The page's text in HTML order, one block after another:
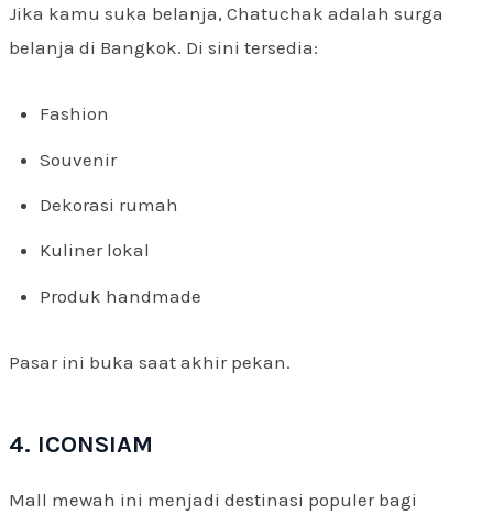
Jika kamu suka belanja, Chatuchak adalah surga
belanja di Bangkok. Di sini tersedia:
Fashion
Souvenir
Dekorasi rumah
Kuliner lokal
Produk handmade
Pasar ini buka saat akhir pekan.
4. ICONSIAM
Mall mewah ini menjadi destinasi populer bagi